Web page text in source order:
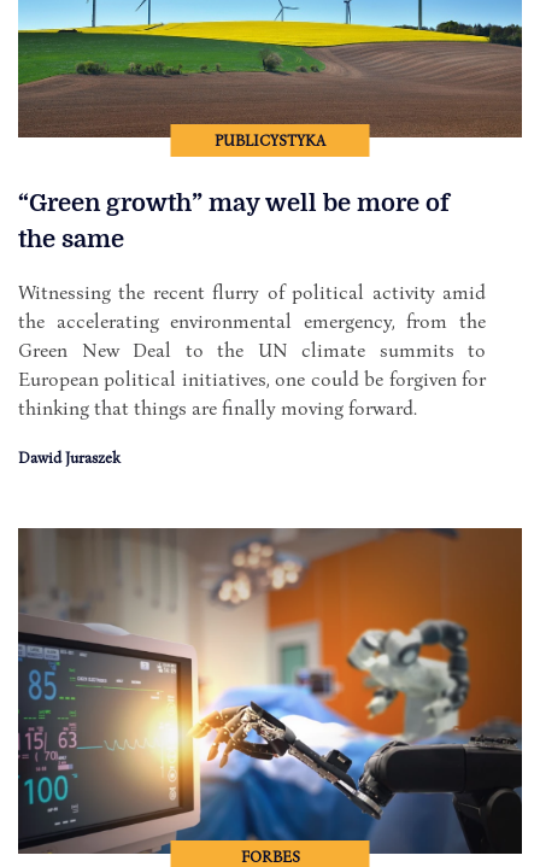
PUBLICYSTYKA
“Green growth” may well be more of
the same
Witnessing the recent flurry of political activity amid
the accelerating environmental emergency, from the
Green New Deal to the UN climate summits to
European political initiatives, one could be forgiven for
thinking that things are finally moving forward.
Dawid Juraszek
FORBES